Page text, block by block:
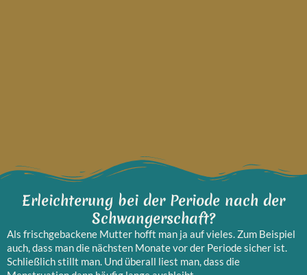
Erleichterung bei der Periode nach der
Schwangerschaft?
Als frischgebackene Mutter hofft man ja auf vieles. Zum Beispiel
auch, dass man die nächsten Monate vor der Periode sicher ist.
Schließlich stillt man. Und überall liest man, dass die